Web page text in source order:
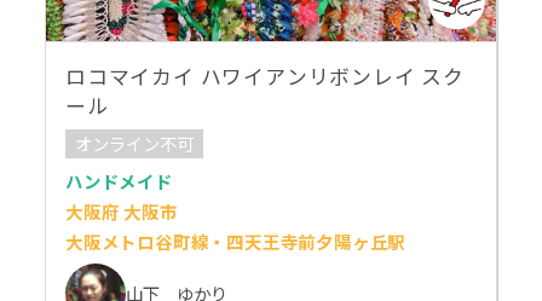
ロコマイカイ ハワイアンリボンレイ スク
ール
オンライン不可
ハンドメイド
大阪府 大阪市
大阪メトロ谷町線・四天王寺前夕陽ヶ丘駅
山下 ゆかり